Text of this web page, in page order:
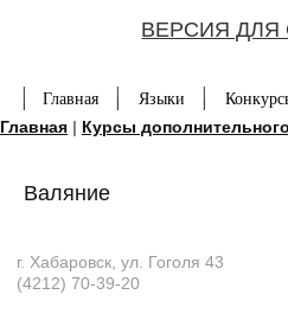
ВЕРСИЯ
Главная Языки
Главная | Курсы
Валяние
г. Хабаровск, ул. Гоголя 43
(4212) 70-39-20